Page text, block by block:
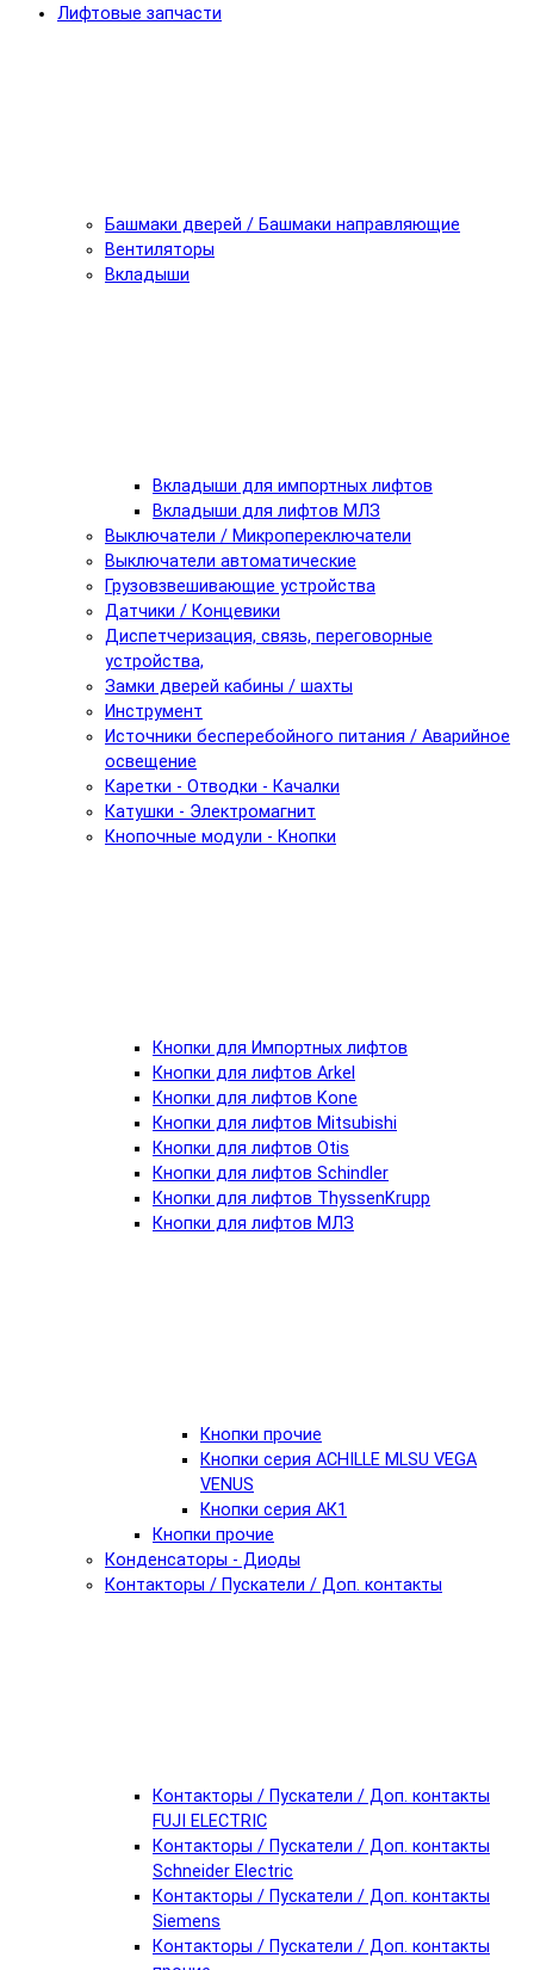
Лифтовые запчасти
Башмаки дверей / Башмаки направляющие
Вентиляторы
Вкладыши
Вкладыши для импортных лифтов
Вкладыши для лифтов МЛЗ
Выключатели / Микропереключатели
Выключатели автоматические
Грузовзвешивающие устройства
Датчики / Концевики
Диспетчеризация, связь, переговорные
устройства,
Замки дверей кабины / шахты
Инструмент
Источники бесперебойного питания / Аварийное
освещение
Каретки - Отводки - Качалки
Катушки - Электромагнит
Кнопочные модули - Кнопки
Кнопки для Импортных лифтов
Кнопки для лифтов Arkel
Кнопки для лифтов Kone
Кнопки для лифтов Mitsubishi
Кнопки для лифтов Otis
Кнопки для лифтов Schindler
Кнопки для лифтов ThyssenKrupp
Кнопки для лифтов МЛЗ
Кнопки прочие
Кнопки серия ACHILLE MLSU VEGA
VENUS
Кнопки серия АК1
Кнопки прочие
Конденсаторы - Диоды
Контакторы / Пускатели / Доп. контакты
Контакторы / Пускатели / Доп. контакты
FUJI ELECTRIC
Контакторы / Пускатели / Доп. контакты
Schneider Electric
Контакторы / Пускатели / Доп. контакты
Siemens
Контакторы / Пускатели / Доп. контакты